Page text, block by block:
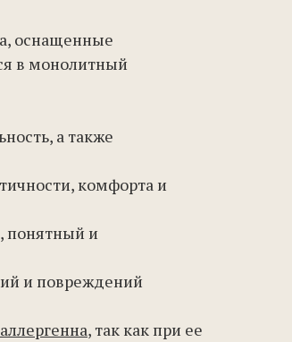
оснащенные
в монолитный
а также
комфорта и
понятный и
и повреждений
, так как при ее